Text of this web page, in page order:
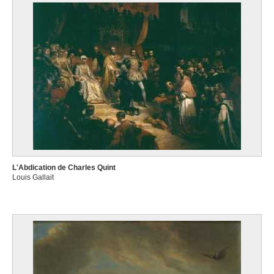
L'Abdication de Charles Quint
Louis Gallait